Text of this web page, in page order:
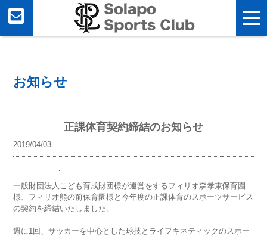
お知らせ
正課体育契約締結のお知らせ
2019/04/03
一般財団法人こども育成財団様が運営をするフィリオ森孝東保育園
様、フィリオ熊の前保育園様と今年度の正課体育のスポーツサービス
の契約を締結いたしました。
週に1回、サッカーを中心とした球技とライフキネティックのスポー